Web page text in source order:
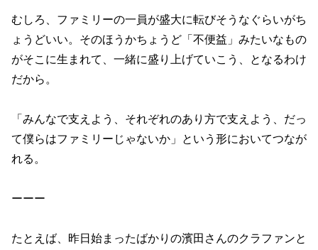
むしろ、ファミリーの一員が盛大に転びそうなぐらいがち
ょうどいい。そのほうかちょうど「不便益」みたいなもの
がそこに生まれて、一緒に盛り上げていこう、となるわけ
だから。
「みんなで支えよう、それぞれのあり方で支えよう、だっ
て僕らはファミリーじゃないか」という形においてつなが
れる。
ーーー
たとえば、昨日始まったばかりの濱田さんのクラファンと